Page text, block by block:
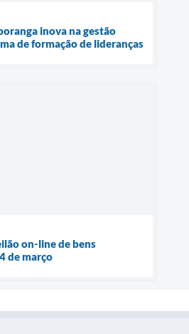
inova na gestão
de formação de lideranças
on-line de bens
de março